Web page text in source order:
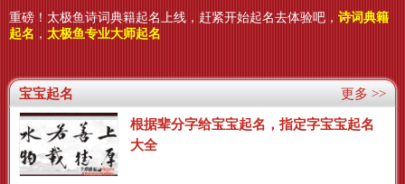
重磅！太极鱼诗词典籍起名上线，赶紧开始起名去体验吧， 诗词典籍
起名 ， 太极鱼专业大师起名
更多 >>
宝宝起名
根据辈分字给宝宝起名，指定字宝宝起名
大全